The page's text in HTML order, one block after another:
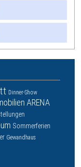
Dinner-Show
ARENA
Sommerferien
Gewandhaus